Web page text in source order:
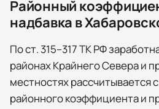
Районный
надбавка в
По ст. 315–317 ТК РФ
районах Крайнего Севера и
местностях рассчитывается
районного коэффициента и